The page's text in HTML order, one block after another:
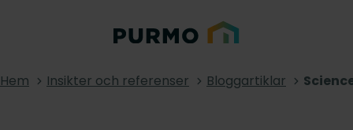
Hem Insikter och referenser Bloggartiklar